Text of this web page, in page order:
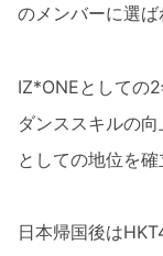
のメンバーに選ば
IZ*ONEとしての
ダンススキルの
としての地位を確
日本帰国後は